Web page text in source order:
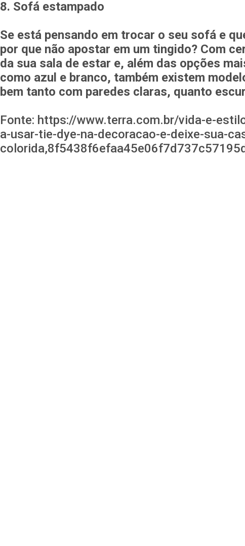
8. Sofá estampado
Se está pensando em trocar o seu sofá e
por que não apostar em um tingido? Com
da sua sala de estar e, além das opções
como azul e branco, também existem
bem tanto com paredes claras, quanto
Fonte: https://www.terra.com.br/vida-e-
a-usar-tie-dye-na-decoracao-e-deixe-sua-